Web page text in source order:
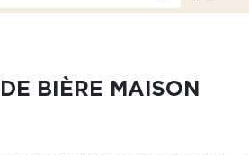
BIÈRE MAISON